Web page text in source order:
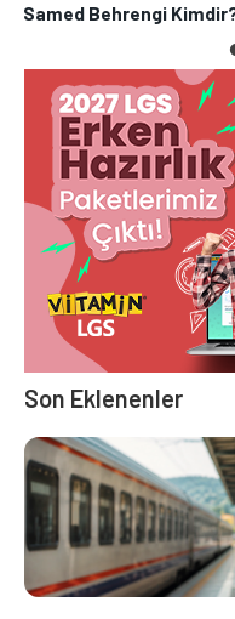
Samed Behrengi
Son Eklenenler